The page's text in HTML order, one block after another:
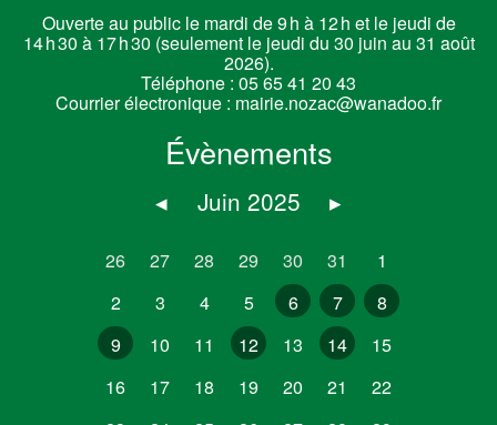
Ouverte au public le mardi de 9 h à 12 h et le jeudi de
14 h 30 à 17 h 30 (seulement le jeudi du 30 juin au 31 août
2026).
Téléphone : 05 65 41 20 43
Courrier électronique : mairie.nozac@wanadoo.fr
Évènements
◂ Juin 2025 ▸
26 27 28 29 30 31
1
2
3 4 5 6 7
8
9
10 11 12 13 14
15
16
17 18 19 20 21
22